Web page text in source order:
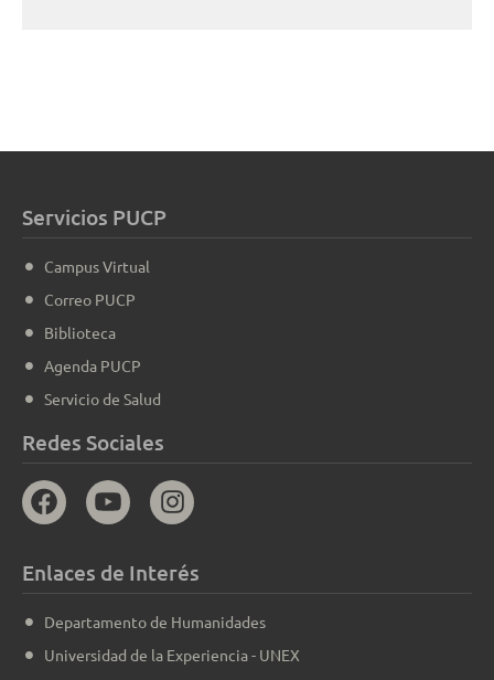
Servicios PUCP
Campus Virtual
Correo PUCP
Biblioteca
Agenda PUCP
Servicio de Salud
Redes Sociales
Enlaces de Interés
Departamento de Humanidades
Universidad de la Experiencia - UNEX